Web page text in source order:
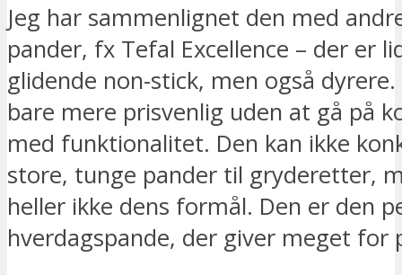
Jeg har sammenlignet den med
pander, fx Tefal Excellence – der er
glidende non-stick, men også dyrere.
bare mere prisvenlig uden at gå på
med funktionalitet. Den kan ikke
store, tunge pander til gryderetter,
heller ikke dens formål. Den er den
hverdagspande, der giver meget for